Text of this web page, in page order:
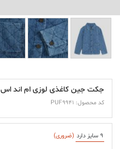
جکت جین کاغذی لوزی ام اند اس
کد محصول: PUF9941
9 سایز دارد (ضروری)